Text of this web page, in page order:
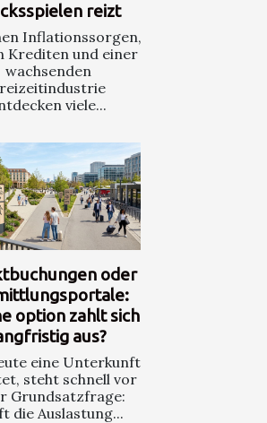
reizt
Inflationssorgen,
Krediten und einer
wachsenden
viele...
oder
option zahlt sich
aus?
eine Unterkunft
steht schnell vor
Grundsatzfrage:
die Auslastung...